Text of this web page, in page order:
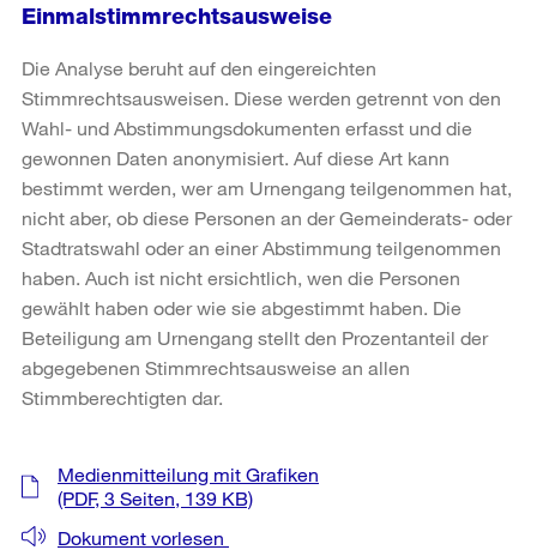
Einmalstimmrechtsausweise
Die Analyse beruht auf den eingereichten
Stimmrechtsausweisen. Diese werden getrennt von den
Wahl- und Abstimmungsdokumenten erfasst und die
gewonnen Daten anonymisiert. Auf diese Art kann
bestimmt werden, wer am Urnengang teilgenommen hat,
nicht aber, ob diese Personen an der Gemeinderats- oder
Stadtratswahl oder an einer Abstimmung teilgenommen
haben. Auch ist nicht ersichtlich, wen die Personen
gewählt haben oder wie sie abgestimmt haben. Die
Beteiligung am Urnengang stellt den Prozentanteil der
abgegebenen Stimmrechtsausweise an allen
Stimmberechtigten dar.
Weitere
Informationen
Medienmitteilung mit Grafiken
(PDF, 3 Seiten, 139 KB)
Dokument vorlesen